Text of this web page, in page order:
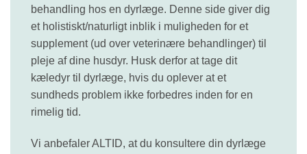
behandling hos en dyrlæge. Denne side giver dig
et holistiskt/naturligt inblik i muligheden for et
supplement (ud over veterinære behandlinger) til
pleje af dine husdyr. Husk derfor at tage dit
kæledyr til dyrlæge, hvis du oplever at et
sundheds problem ikke forbedres inden for en
rimelig tid.
Vi anbefaler ALTID, at du konsultere din dyrlæge